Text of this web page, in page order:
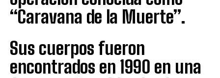
“Caravana de la Muerte”.
Sus cuerpos fueron
encontrados en 1990 en una